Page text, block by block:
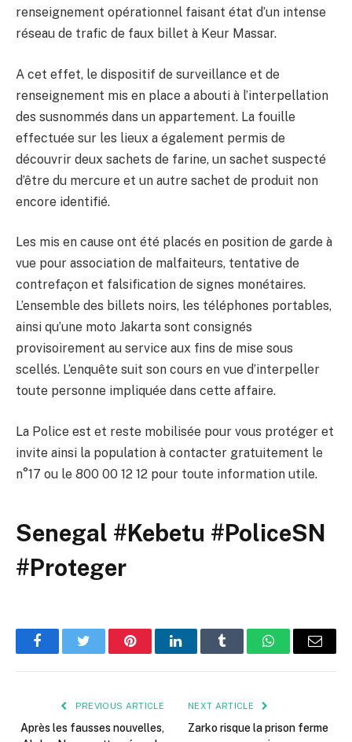
renseignement opérationnel faisant état d’un intense
réseau de trafic de faux billet à Keur Massar.
A cet effet, le dispositif de surveillance et de
renseignement mis en place a abouti à l’interpellation
des susnommés dans un appartement. La fouille
effectuée sur les lieux a également permis de
découvrir deux sachets de farine, un sachet suspecté
d’être du mercure et un autre sachet de produit non
encore identifié.
Les mis en cause ont été placés en position de garde à
vue pour association de malfaiteurs, tentative de
contrefaçon et falsification de signes monétaires.
L’ensemble des billets noirs, les téléphones portables,
ainsi qu’une moto Jakarta sont consignés
provisoirement au service aux fins de mise sous
scellés. L’enquête suit son cours en vue d’interpeller
toute personne impliquée dans cette affaire.
La Police est et reste mobilisée pour vous protéger et
invite ainsi la population à contacter gratuitement le
n°17 ou le 800 00 12 12 pour toute information utile.
Senegal #Kebetu #PoliceSN
#Proteger
FacebookTwitter PinterestLinkedInTumblr WhatsAppEmail
PREVIOUS ARTICLE
Après les fausses nouvelles,
NEXT ARTICLE
Zarko risque la prison ferme